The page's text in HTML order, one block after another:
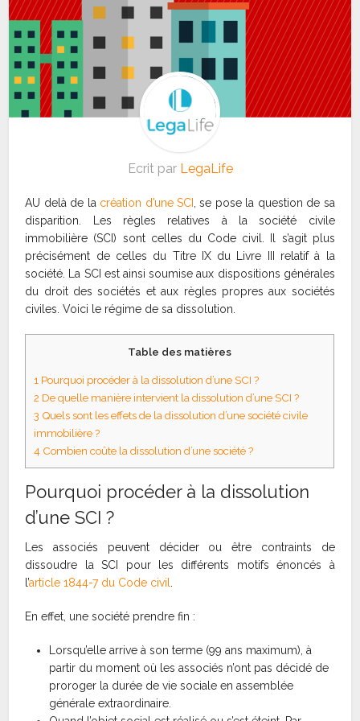
Ecrit par LegaLife
AU delà de la création d’une SCI
, se pose la question de sa
disparition. Les règles relatives à la société civile
immobilière (SCI) sont celles du Code civil. Il s’agit plus
précisément de celles du Titre IX du Livre III relatif à la
société. La SCI est ainsi soumise aux dispositions générales
du droit des sociétés et aux règles propres aux sociétés
civiles. Voici le régime de sa dissolution.
Table des matières
1 Pourquoi procéder à la dissolution d’une SCI ?
2 De quelle manière intervient la dissolution d’une SCI ?
3 Quels sont les effets de la dissolution d’une société civile
immobilière ?
4 Combien coûte la dissolution d’une société ?
Pourquoi procéder à la dissolution
d’une SCI ?
Les associés peuvent décider ou être contraints de
dissoudre la SCI pour les différents motifs énoncés à
l’article 1844-7 du Code civil
En effet, une société prendre fin :
Lorsqu’elle arrive à son terme (99 ans maximum), à
partir du moment où les associés n’ont pas décidé de
proroger la durée de vie sociale en assemblée
générale extraordinaire.